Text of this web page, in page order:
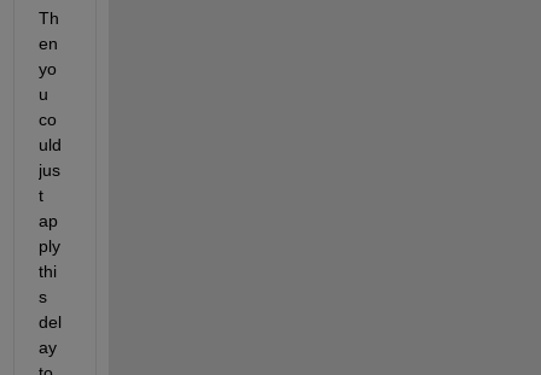
Th
en
yo
u
co
uld
jus
t
ap
ply
thi
s
del
ay